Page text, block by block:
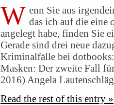
W enn Sie aus
das ich auf die eine
angelegt habe, finden Sie
Gerade sind drei neue
Kriminalfälle bei
Masken: Der zweite Fall
2016) Angela
Read the rest of this entry »